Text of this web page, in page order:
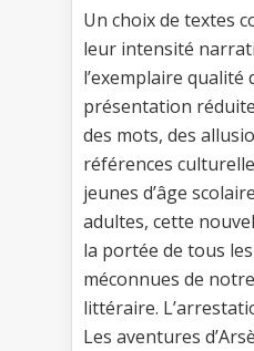
Un choix de textes
leur intensité
l’exemplaire qualité
présentation
des mots, des
références
jeunes d’âge
adultes, cette
la portée de tous
méconnues de
littéraire.
Les aventures